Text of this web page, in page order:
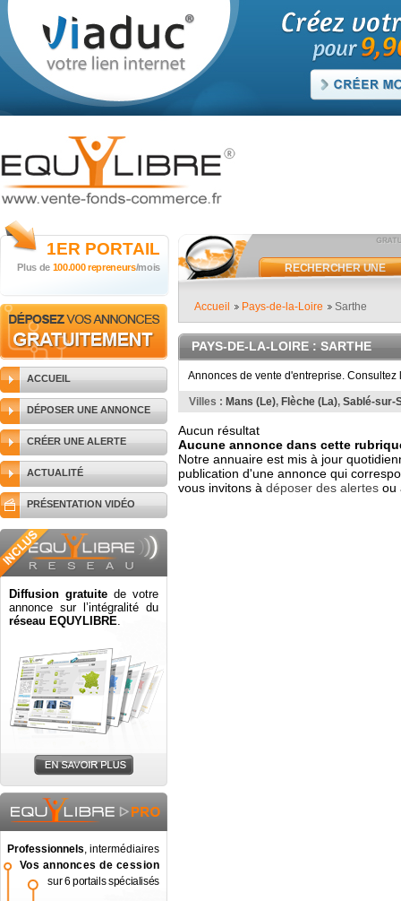
1ER PORTAIL
Plus de 100.000 repreneurs/mois
ACCUEIL
DÉPOSER UNE ANNONCE
CRÉER UNE ALERTE
ACTUALITÉ
PRÉSENTATION VIDÉO
Diffusion gratuite de votre
annonce sur l’intégralité du
réseau EQUYLIBRE.
Professionnels, intermédiaires
Vos annonces de cession
sur 6 portails spécialisés
RECHERCHER UNE
Accueil
Pays-de-la-Loire Sarthe
PAYS-DE-LA-LOIRE: SARTHE
Annonces de vente d'entreprise.
Villes : Mans (Le), Flèche (La), Sablé-sur-
Aucun résultat
Aucune annonce dans cette
Notre annuaire est mis à jour
publication d'une annonce qui
vous invitons à déposer des alertes ou